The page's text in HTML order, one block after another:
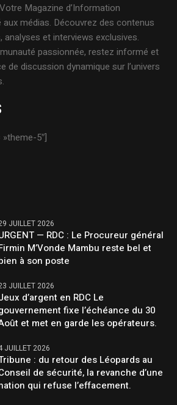
Magazine d’Information
médias. Découvrez des contenus
analyses et interviews exclusives.
passionnée, restez informé et
de discussion dynamique sur l’univers
5″]
JUILLET 2026
— RDC : Le Procureur général
M’Vonde Mambu reste bel et
à son poste
JUILLET 2026
d’argent en RDC Le
fixe l’échéance du 30
et met en garde les opérateurs.
JUILLET 2026
: du retour des Léopards au
de sécurité, la revanche d’une
qui refuse l’effacement.